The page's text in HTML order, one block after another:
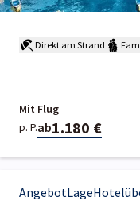
Direkt am Strand
Mit Flug
p. P.ab1.180 €
AngebotLage